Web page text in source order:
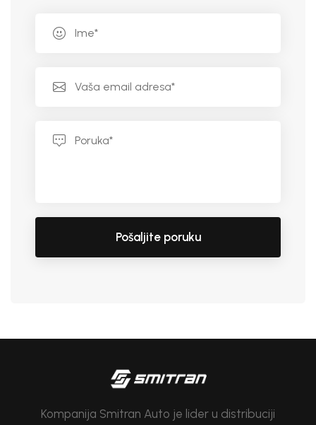
Pošaljite poruku
Kompanija Smitran Auto je lider u distribuciji